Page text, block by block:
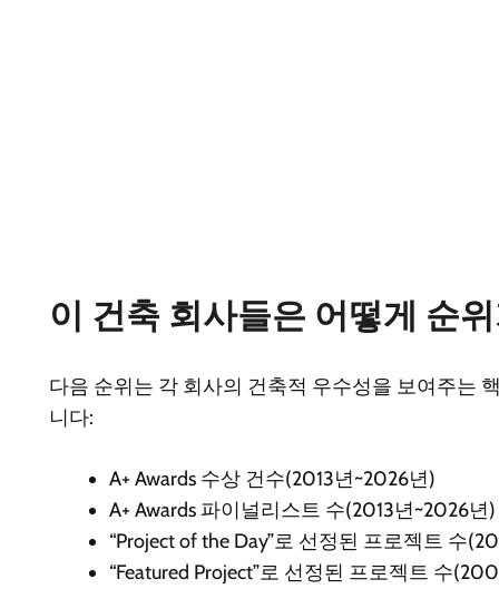
이 건축 회사들은 어떻게 순
다음 순위는 각 회사의 건축적 우수성을 보여주는
니다:
A+ Awards 수상 건수(2013년~2026년)
A+ Awards 파이널리스트 수(2013년~2026년)
“Project of the Day”로 선정된 프로젝트 수
“Featured Project”로 선정된 프로젝트 수